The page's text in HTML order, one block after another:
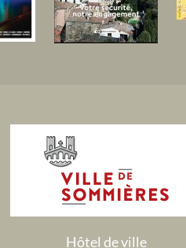
Hôtel de ville